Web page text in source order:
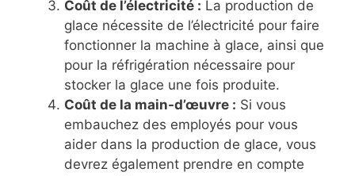
Coût de l’électricité : La production de
glace nécessite de l’électricité pour faire
fonctionner la machine à glace, ainsi que
pour la réfrigération nécessaire pour
stocker la glace une fois produite.
Coût de la main-d’œuvre : Si vous
embauchez des employés pour vous
aider dans la production de glace, vous
devrez également prendre en compte